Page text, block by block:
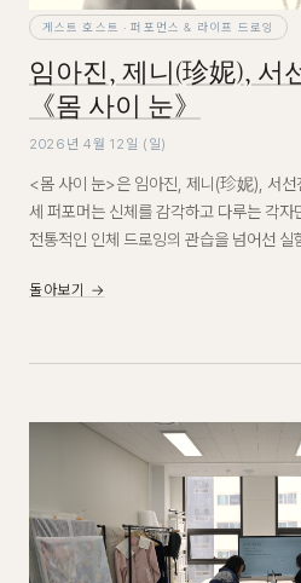
게스트 호스트 · 퍼포먼스 & 라이프 드로잉
임아진, 제니(珍妮), 서
《몸 사이 눈》
2026년 4월 12일 (일)
<몸 사이 눈>은 임아진, 제니(珍妮), 서선
세 퍼포머는 신체를 감각하고 다루는 각자
전통적인 인체 드로잉의 관습을 넘어선
돌아보기 →